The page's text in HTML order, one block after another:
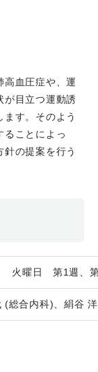
地方会にて、
を施行した患
ついて発表し
がEuropean
されました。
がEuropean
れました。
がCirculation
ン ライブデモ
長が講師を務
がCirculation
がYIA 最優秀
高血圧症や、運
が目立つ運動誘
す。そのよう
ることによっ
の提案を行う
火曜日 第1週、
(総合内科)、絹谷